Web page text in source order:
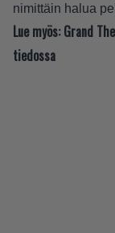
nimittäin halua
Lue myös: Grand
tiedossa